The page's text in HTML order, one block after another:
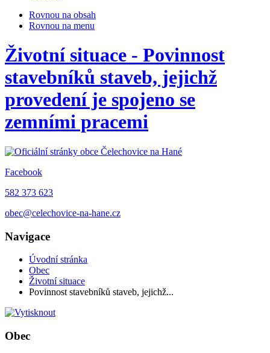
Rovnou na obsah
Rovnou na menu
Životní situace - Povinnost
stavebníků staveb, jejichž
provedení je spojeno se
zemními pracemi
Facebook
582 373 623
obec@celechovice-na-hane.cz
Navigace
Úvodní stránka
Obec
Životní situace
Povinnost stavebníků staveb, jejichž...
Obec